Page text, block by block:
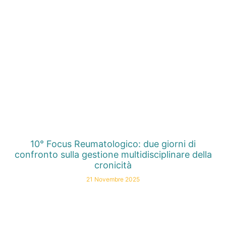
10° Focus Reumatologico: due giorni di
confronto sulla gestione multidisciplinare della
cronicità
21 Novembre 2025